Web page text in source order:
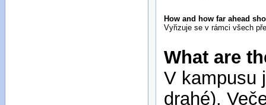
How and how far ahead
Vyřizuje se v rámci všech
What are
V kampusu
drahé).